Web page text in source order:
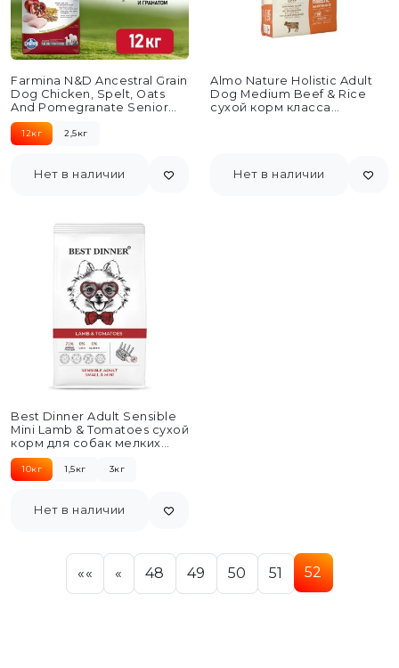
Farmina N&D Ancestral Grain
Dog Chicken, Spelt, Oats
And Pomegranate Senior
Medium & Maxi...
12кг 2,5кг
Нет в наличии
Almo Nature Holistic Adult
Dog Medium Beef & Rice
сухой корм класса
Нет в наличии
Best Dinner Adult Sensible
Mini Lamb & Tomatoes сухой
корм для собак мелких
пород...
10кг 1,5кг 3кг
Нет в наличии
«« « 48 49 50 51 52